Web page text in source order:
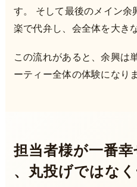
す。 そして最後のメイン余
楽で代弁し、会全体を大き
この流れがあると、余興は
ーティー全体の体験になり
担当者様が一番
、丸投げではな